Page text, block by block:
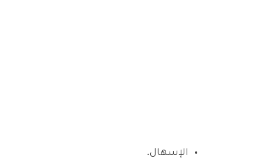
الإسهال.